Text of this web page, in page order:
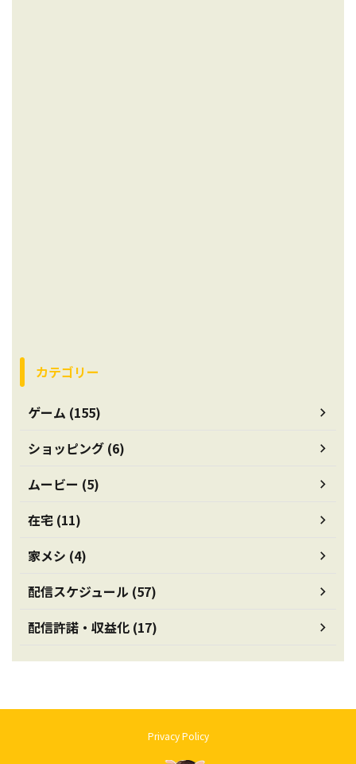
カテゴリー
ゲーム (155)
ショッピング (6)
ムービー (5)
在宅 (11)
家メシ (4)
配信スケジュール (57)
配信許諾・収益化 (17)
Privacy Policy